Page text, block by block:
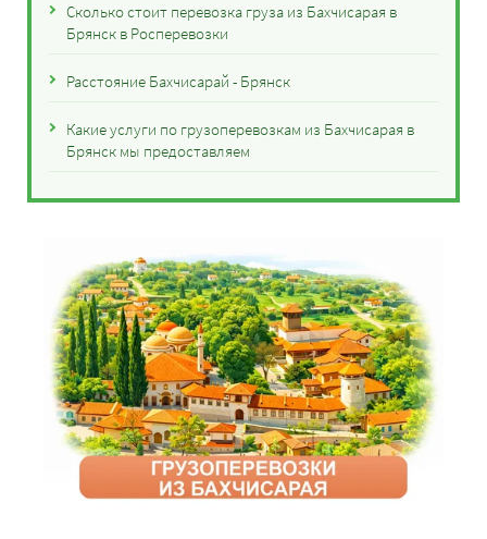
Сколько стоит перевозка груза из Бахчисарая в
Брянск в Росперевозки
Расстояние Бахчисарай - Брянск
Какие услуги по грузоперевозкам из Бахчисарая в
Брянск мы предоставляем